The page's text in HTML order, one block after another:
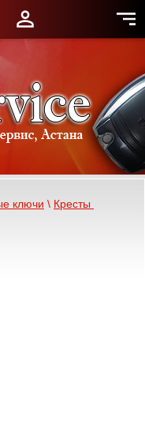
ключи \ Кресты